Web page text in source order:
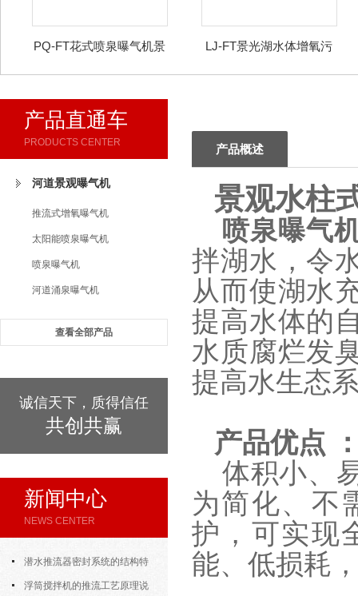
PQ-FT花式喷泉曝气机景
LJ-FT景光湖水体增氧污
产品直通车
PRODUCTS CENTER
河道景观曝气机
推流式增氧曝气机
太阳能喷泉曝气机
喷泉曝气机
河道涌泉曝气机
查看全部产品
诚信天下，质得信任
共创共赢
新闻中心
NEWS CENTER
潜水推流器密封系统的结构特
点与渗漏故障处理
浮筒搅拌机的推流工艺原理说
产品概述
景观水柱
喷泉曝气
拌湖水，令
从而使湖水
提高水体的
水质腐烂发
提高水生态
产品优点
体积小、
为简化、不
护，可实现
能、低损耗